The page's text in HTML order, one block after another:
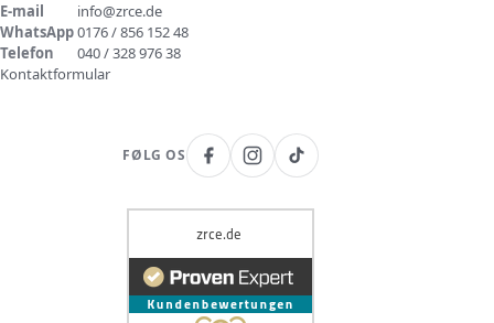
E-mail
info@zrce.de
WhatsApp0176 / 856 152 48
Telefon
040 / 328 976 38
Kontaktformular
FØLG OS